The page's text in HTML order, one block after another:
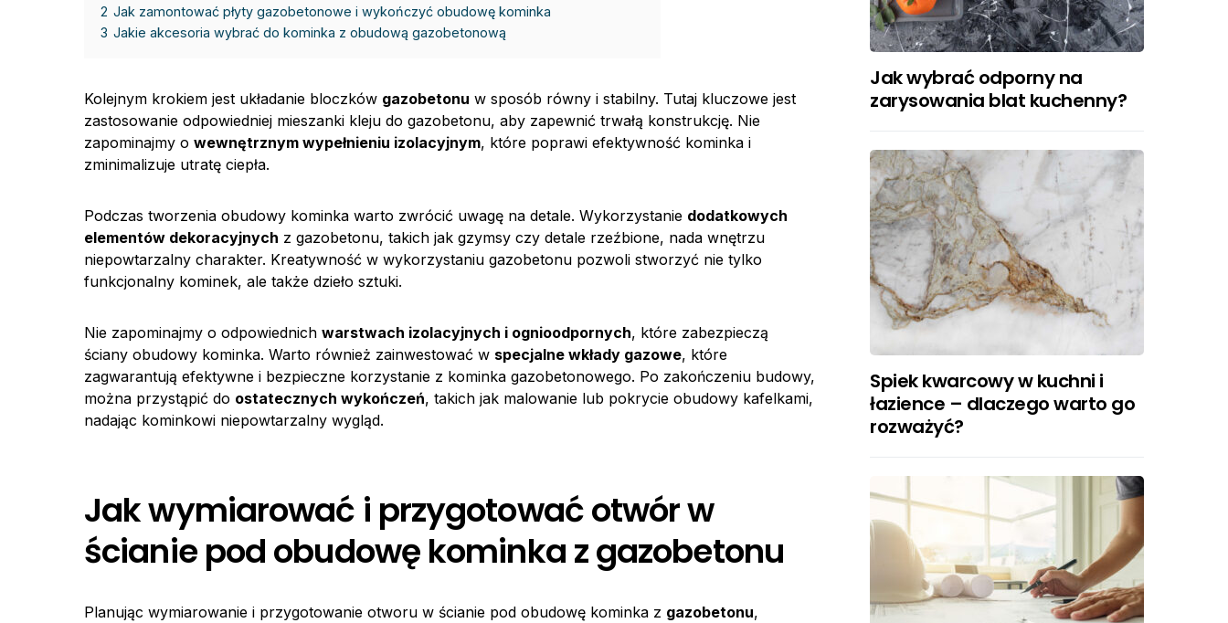
2 Jak zamontować płyty gazobetonowe i wykończyć obudowę kominka
3 Jakie akcesoria wybrać do kominka z obudową gazobetonową
Kolejnym krokiem jest układanie bloczków gazobetonu w sposób równy i stabilny. Tutaj kluczowe jest
zastosowanie odpowiedniej mieszanki kleju do gazobetonu, aby zapewnić trwałą konstrukcję. Nie
zapominajmy o wewnętrznym wypełnieniu izolacyjnym, które poprawi efektywność kominka i
zminimalizuje utratę ciepła.
Podczas tworzenia obudowy kominka warto zwrócić uwagę na detale. Wykorzystanie dodatkowych
elementów dekoracyjnych z gazobetonu, takich jak gzymsy czy detale rzeźbione, nada wnętrzu
niepowtarzalny charakter. Kreatywność w wykorzystaniu gazobetonu pozwoli stworzyć nie tylko
funkcjonalny kominek, ale także dzieło sztuki.
Nie zapominajmy o odpowiednich warstwach izolacyjnych i ognioodpornych, które zabezpieczą
ściany obudowy kominka. Warto również zainwestować w specjalne wkłady gazowe, które
zagwarantują efektywne i bezpieczne korzystanie z kominka gazobetonowego. Po zakończeniu budowy,
można przystąpić do ostatecznych wykończeń, takich jak malowanie lub pokrycie obudowy kafelkami,
nadając kominkowi niepowtarzalny wygląd.
Jak wymiarować i przygotować otwór w
ścianie pod obudowę kominka z gazobetonu
Planując wymiarowanie i przygotowanie otworu w ścianie pod obudowę kominka z gazobetonu,
Jak wybrać odporny na
zarysowania blat kuchenny?
Spiek kwarcowy w kuchni i
łazience – dlaczego warto go
rozważyć?